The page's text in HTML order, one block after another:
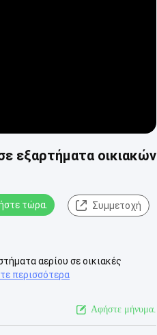
εξαρτήματα οικιακών
τώρα. Συμμετοχή
αερίου σε οικιακές
περισσότερα
Αφήστε μήνυμα.